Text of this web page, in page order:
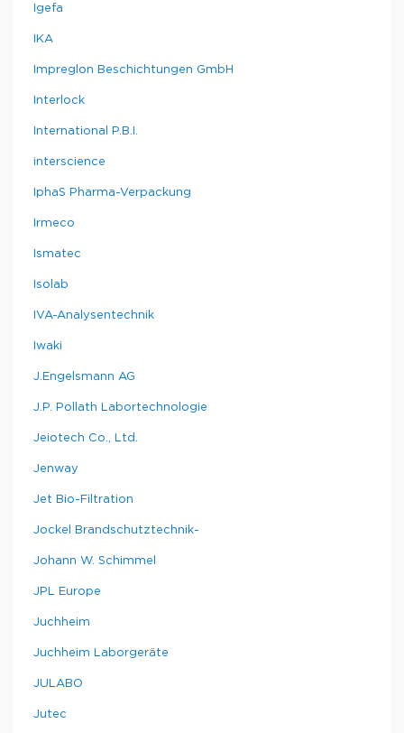
Igefa
IKA
Impreglon Beschichtungen GmbH
Interlock
International P.B.I.
interscience
IphaS Pharma-Verpackung
Irmeco
Ismatec
Isolab
IVA-Analysentechnik
Iwaki
J.Engelsmann AG
J.P. Pollath Labortechnologie
Jeiotech Co., Ltd.
Jenway
Jet Bio-Filtration
Jockel Brandschutztechnik-
Johann W. Schimmel
JPL Europe
Juchheim
Juchheim Laborgeräte
JULABO
Jutec